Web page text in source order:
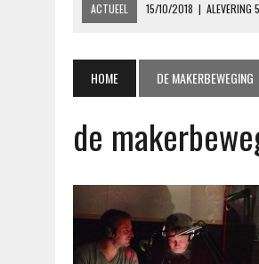
ACTUEEL 15/10/2018 | ALEVERING
27/07/2018 | AFLEVERING 56 – OVER
AFLEVERING 59 –
HOME DE MAKERBEWEGING
de